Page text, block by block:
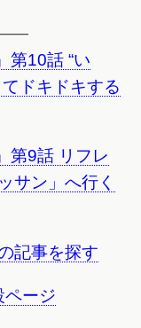
第10話 “い
ドキドキする
第9話 リフレ
サン」へ行く
記事を探す
ージ